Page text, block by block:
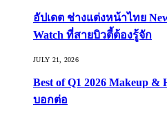
อัปเดต ช่างแต่งหน้าไทย
Watch ที่สายบิวตี้ต้องรู้จัก
JULY 21, 2026
Best of Q1 2026 Makeup
บอกต่อ